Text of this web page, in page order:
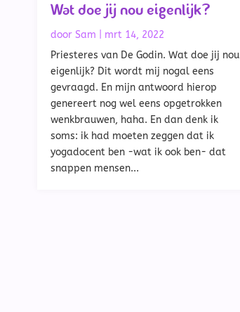
Wat doe jij nou eigenlijk?
door Sam
mrt 14, 2022
Priesteres van De Godin. Wat doe jij nou
eigenlijk? Dit wordt mij nogal eens
gevraagd. En mijn antwoord hierop
genereert nog wel eens opgetrokken
wenkbrauwen, haha. En dan denk ik
soms: ik had moeten zeggen dat ik
yogadocent ben -wat ik ook ben- dat
snappen mensen...